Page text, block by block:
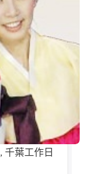
, 千葉工作日